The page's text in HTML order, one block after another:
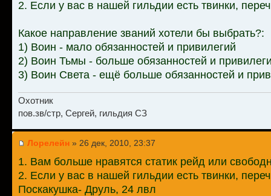
2. Если у вас в нашей гильдии есть твинки,
Какое направление званий хотели бы выбрать?:
1) Воин - мало обязанностей и привилегий
2) Воин Тьмы - больше обязанностей и
3) Воин Света - ещё больше обязанностей и
Охотник
пов.зв/стр, Сергей, гильдия СЗ
Лорелейн » 26 дек, 2010, 23:37
1. Вам больше нравятся статик рейд или
2. Если у вас в нашей гильдии есть твинки,
Поскакушка- Друль, 24 лвл